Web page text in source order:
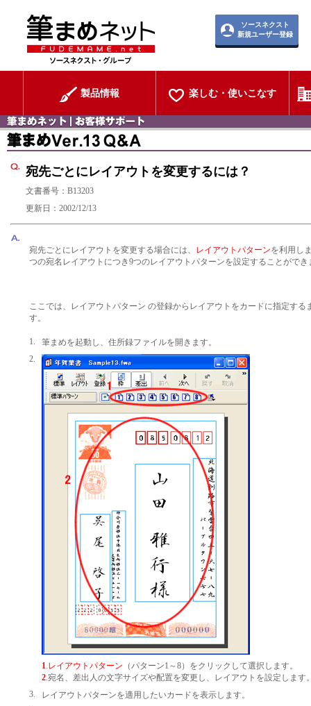
ソースネクスト
新規ユーザー登録
製品情報 楽しむ・使いこなす
宛先ごとにレイアウトを変更するには？
文書番号：B13203
更新日：2002/12/13
宛先ごとにレイアウトを変更する場合には、 レイアウトパターンを利用し
つの宛名レイアウトにつき9つのレイアウトパターンを設定することができ
ここでは、レイアウトパターン の登録からレイアウトをカードに指定する
す。
1.
筆まめを起動し、住所録ファイルを開きます。
2.
1.レイアウトパターン （パターン1～8）をクリックして選択します。
2.宛名、差出人の文字サイズや配置を変更し、レイアウトを設定します
3.
レイアウトパターンを適用したいカードを表示します。